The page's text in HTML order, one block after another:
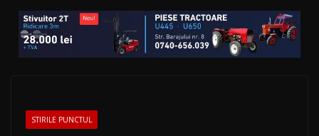
STIRILE PUNCTUL